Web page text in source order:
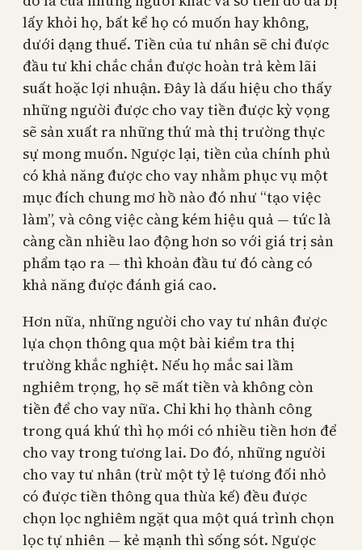
lấy khỏi họ, bất kể họ có muốn hay không,
dưới dạng thuế. Tiền của tư nhân sẽ chỉ được
đầu tư khi chắc chắn được hoàn trả kèm lãi
suất hoặc lợi nhuận. Đây là dấu hiệu cho thấy
những người được cho vay tiền được kỳ vọng
sẽ sản xuất ra những thứ mà thị trường thực
sự mong muốn. Ngược lại, tiền của chính phủ
có khả năng được cho vay nhằm phục vụ một
mục đích chung mơ hồ nào đó như “tạo việc
làm”, và công việc càng kém hiệu quả — tức là
càng cần nhiều lao động hơn so với giá trị sản
phẩm tạo ra — thì khoản đầu tư đó càng có
khả năng được đánh giá cao.
Hơn nữa, những người cho vay tư nhân được
lựa chọn thông qua một bài kiểm tra thị
trường khắc nghiệt. Nếu họ mắc sai lầm
nghiêm trọng, họ sẽ mất tiền và không còn
tiền để cho vay nữa. Chỉ khi họ thành công
trong quá khứ thì họ mới có nhiều tiền hơn để
cho vay trong tương lai. Do đó, những người
cho vay tư nhân (trừ một tỷ lệ tương đối nhỏ
có được tiền thông qua thừa kế) đều được
chọn lọc nghiêm ngặt qua một quá trình chọn
lọc tự nhiên — kẻ mạnh thì sống sót. Ngược